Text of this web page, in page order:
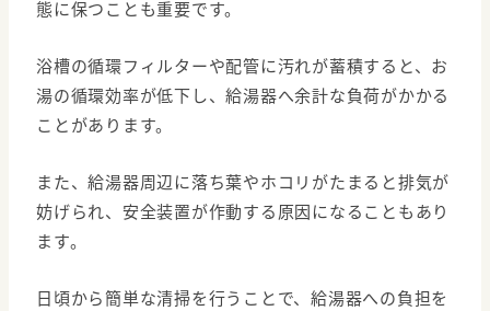
態に保つことも重要です。
浴槽の循環フィルターや配管に汚れが蓄積すると、お
湯の循環効率が低下し、給湯器へ余計な負荷がかかる
ことがあります。
また、給湯器周辺に落ち葉やホコリがたまると排気が
妨げられ、安全装置が作動する原因になることもあり
ます。
日頃から簡単な清掃を行うことで、給湯器への負担を